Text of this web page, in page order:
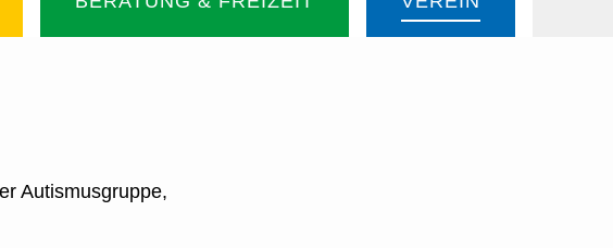
Autismusgruppe,